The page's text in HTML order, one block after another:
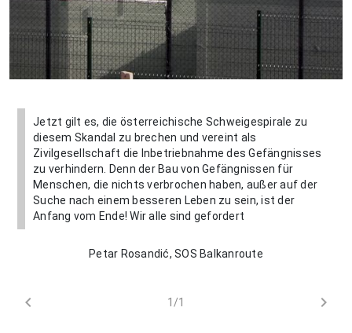
Jetzt gilt es, die österreichische Schweigespirale zu
diesem Skandal zu brechen und vereint als
Zivilgesellschaft die Inbetriebnahme des Gefängnisses
zu verhindern. Denn der Bau von Gefängnissen für
Menschen, die nichts verbrochen haben, außer auf der
Suche nach einem besseren Leben zu sein, ist der
Anfang vom Ende! Wir alle sind gefordert
Petar Rosandić, SOS Balkanroute
chevron_left 1/1 chevron_right